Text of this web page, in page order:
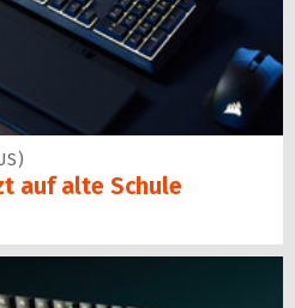
auf alte Schule